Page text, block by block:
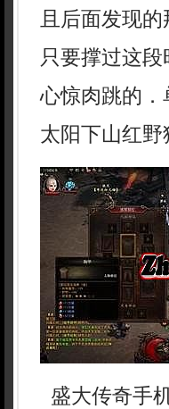
且后面发现
只要撑过这
心惊肉跳的
太阳下山红野
盛大传奇手